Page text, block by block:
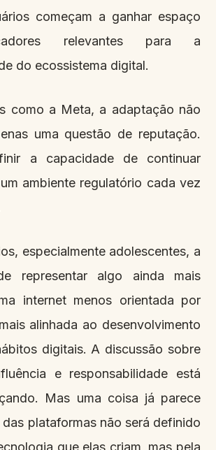
começam a ganhar espaço
relevantes para a
do ecossistema digital.
como a Meta, a adaptação não
uma questão de reputação.
a capacidade de continuar
ambiente regulatório cada vez
especialmente adolescentes, a
representar algo ainda mais
internet menos orientada por
alinhada ao desenvolvimento
digitais. A discussão sobre
e responsabilidade está
Mas uma coisa já parece
plataformas não será definido
que elas criam, mas pela